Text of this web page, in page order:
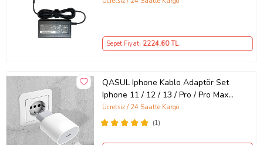
Sepet Fiyatı 2224,60 TL
QASUL Iphone Kablo Adaptör Set
Iphone 11 / 12 / 13 / Pro / Pro Max
Uyumlu Şarj Aleti Seti
(1)
Ücretsiz / 24 Saatte Kargo